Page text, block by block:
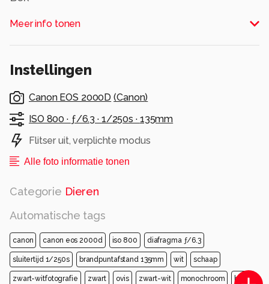
Alle rechten voorbehouden
Meer info tonen
Instellingen
Canon EOS 2000D (Canon)
ISO 800 · ƒ/6.3 · 1/250s · 135mm
Flitser uit, verplichte modus
Alle foto informatie tonen
Categorie Dieren
Automatische tags
canon canon eos 2000d iso 800 diafragma ƒ/6.3
sluitertijd 1/250s brandpuntafstand 135mm wit schaap
zwart-witfotografie zwart ovis zwart-wit monochroom bond